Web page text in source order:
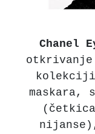
Chanel
otkrivanje
kolekciji